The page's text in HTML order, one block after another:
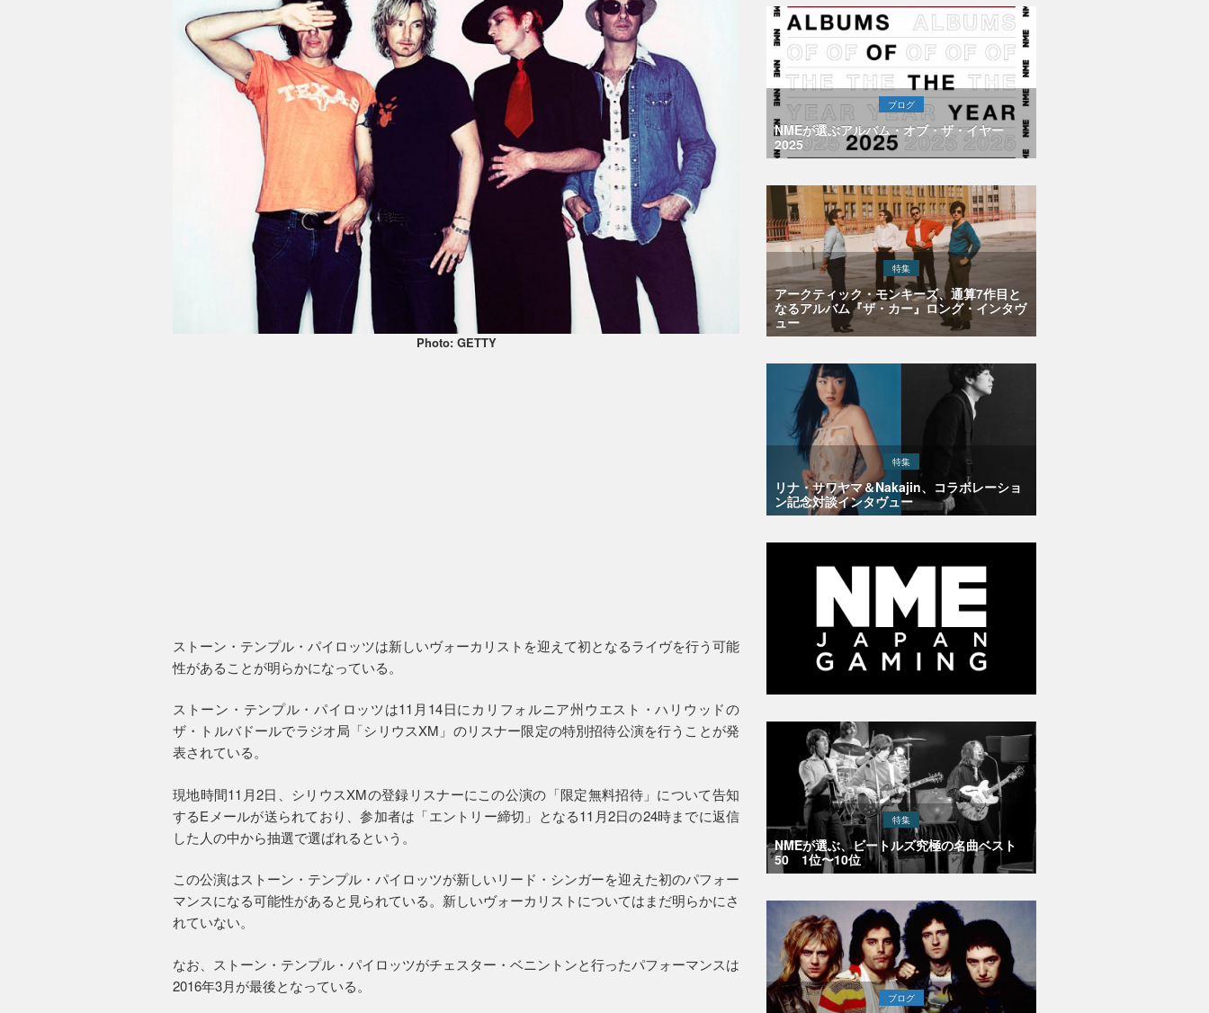
Photo: GETTY
ストーン・テンプル・パイロッツは新しいヴォーカリストを迎えて初となるライヴを行う可能
性があることが明らかになっている。
ストーン・テンプル・パイロッツは11月14日にカリフォルニア州ウエスト・ハリウッドの
ザ・トルバドールでラジオ局「シリウスXM」のリスナー限定の特別招待公演を行うことが発
表されている。
現地時間11月2日、シリウスXMの登録リスナーにこの公演の「限定無料招待」について告知
するEメールが送られており、参加者は「エントリー締切」となる11月2日の24時までに返信
した人の中から抽選で選ばれるという。
この公演はストーン・テンプル・パイロッツが新しいリード・シンガーを迎えた初のパフォー
マンスになる可能性があると見られている。新しいヴォーカリストについてはまだ明らかにさ
れていない。
なお、ストーン・テンプル・パイロッツがチェスター・ベニントンと行ったパフォーマンスは
2016年3月が最後となっている。
ブログ
NMEが選ぶアルバム・オブ・ザ・イヤー
2025
特集
アークティック・モンキーズ、通算7作目と
なるアルバム『ザ・カー』ロング・インタヴ
ュー
特集
リナ・サワヤマ＆Nakajin、コラボレーショ
ン記念対談インタヴュー
特集
NMEが選ぶ、ビートルズ究極の名曲ベスト
50 1位〜10位
ブログ